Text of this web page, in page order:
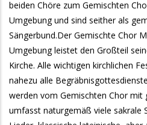
beiden Chöre zum Gemischten
Umgebung und sind seither als
Sängerbund.Der Gemischte Chor
Umgebung leistet den Großteil
Kirche. Alle wichtigen kirchlichen
nahezu alle
werden vom Gemischten Chor
umfasst naturgemäß viele sakrale